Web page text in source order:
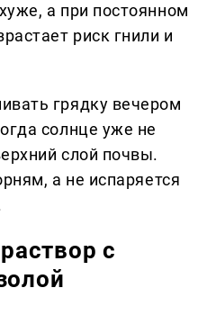
а при постоянном
риск гнили и
грядку вечером
солнце уже не
слой почвы.
а не испаряется
с